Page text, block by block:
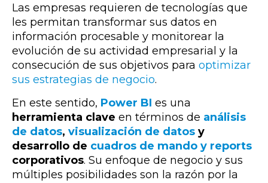
Las empresas requieren de tecnologías que
les permitan transformar sus datos en
información procesable y monitorear la
evolución de su actividad empresarial y la
consecución de sus objetivos para optimizar
sus estrategias de negocio.
En este sentido, Power BI es una
herramienta clave en términos de análisis
de datos, visualización de datos y
desarrollo de cuadros de mando y reports
corporativos. Su enfoque de negocio y sus
múltiples posibilidades son la razón por la